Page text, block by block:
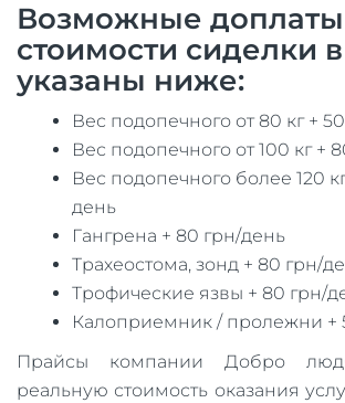
Возможные
стоимости сиделки
указаны ниже:
Вес подопечного от 80 кг +
Вес подопечного от 100 кг +
Вес подопечного более 120
день
Гангрена + 80 грн/день
Трахеостома, зонд + 80 грн/
Трофические язвы + 80 грн/
Калоприемник / пролежни +
Прайсы компании Добро
реальную стоимость оказания